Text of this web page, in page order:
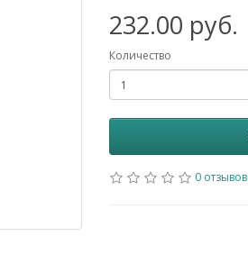
232.00 руб.
Количество
0 отзывов